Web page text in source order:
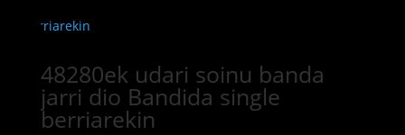
48280ek udari soinu banda
jarri dio Bandida single
berriarekin